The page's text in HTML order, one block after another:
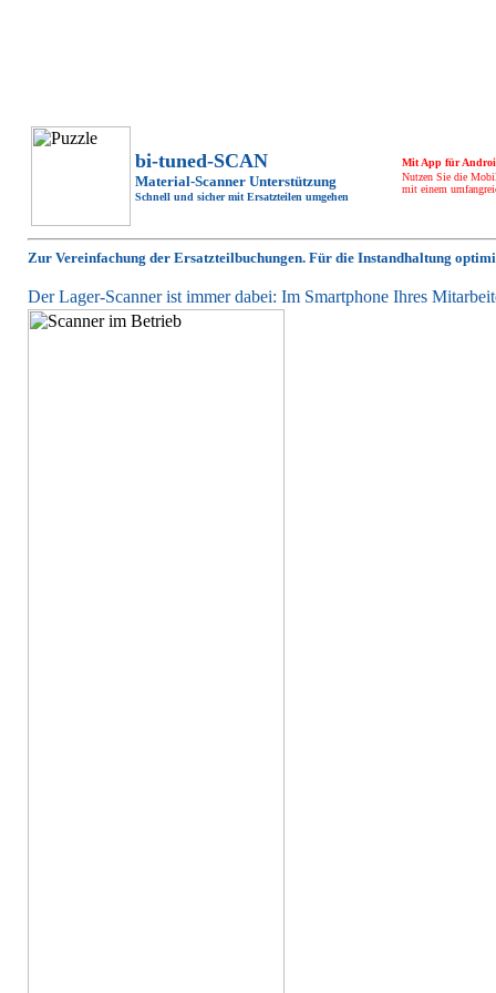
bi-tuned-SCAN
Material-Scanner Unterstützung
Schnell und sicher mit Ersatzteilen umgehen
Mit App für
Nutzen Sie die
mit einem
Zur Vereinfachung der Ersatzteilbuchungen. Für die Instandhaltung
Der Lager-Scanner ist immer dabei: Im Smartphone Ihres